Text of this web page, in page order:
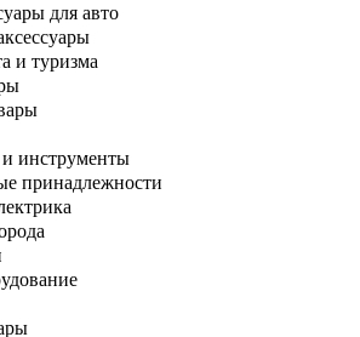
для авто
и туризма
инструменты
принадлежности